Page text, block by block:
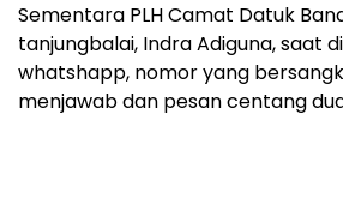
Sementara PLH Camat Datuk
tanjungbalai, Indra Adiguna, saat
whatshapp, nomor yang
menjawab dan pesan centang